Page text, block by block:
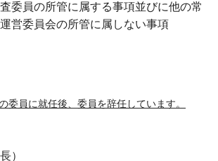
委員の所管に属する事項並びに他の常
営委員会の所管に属しない事項
委員に就任後、委員を辞任しています。
）